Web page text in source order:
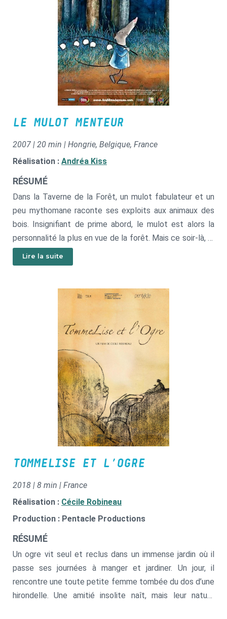
LE MULOT MENTEUR
2007 | 20 min | Hongrie, Belgique, France
Réalisation : Andréa Kiss
RÉSUMÉ
Dans la Taverne de la Forêt, un mulot fabulateur et un
peu mythomane raconte ses exploits aux animaux des
bois. Insignifiant de prime abord, le mulot est alors la
personnalité la plus en vue de la forêt. Mais ce soir-là, le
retour à la maison sera plus long que prévu…
Lire la suite
TOMMELISE ET L’OGRE
2018 | 8 min | France
Réalisation : Cécile Robineau
Production : Pentacle Productions
RÉSUMÉ
Un ogre vit seul et reclus dans un immense jardin où il
passe ses journées à manger et jardiner. Un jour, il
rencontre une toute petite femme tombée du dos d’une
hirondelle. Une amitié insolite naît, mais leur nature